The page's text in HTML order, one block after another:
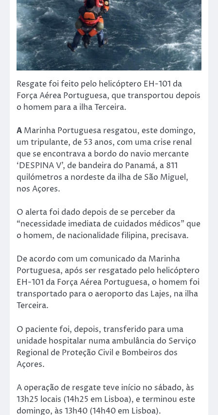
Resgate foi feito pelo helicóptero EH-101 da
Força Aérea Portuguesa, que transportou depois
o homem para a ilha Terceira.
A Marinha Portuguesa resgatou, este domingo,
um tripulante, de 53 anos, com uma crise renal
que se encontrava a bordo do navio mercante
‘DESPINA V’, de bandeira do Panamá, a 811
quilómetros a nordeste da ilha de São Miguel,
nos Açores.
O alerta foi dado depois de se perceber da
“necessidade imediata de cuidados médicos” que
o homem, de nacionalidade filipina, precisava.
De acordo com um comunicado da Marinha
Portuguesa, após ser resgatado pelo helicóptero
EH-101 da Força Aérea Portuguesa, o homem foi
transportado para o aeroporto das Lajes, na ilha
Terceira.
O paciente foi, depois, transferido para uma
unidade hospitalar numa ambulância do Serviço
Regional de Proteção Civil e Bombeiros dos
Açores.
A operação de resgate teve início no sábado, às
13h25 locais (14h25 em Lisboa), e terminou este
domingo, às 13h40 (14h40 em Lisboa).